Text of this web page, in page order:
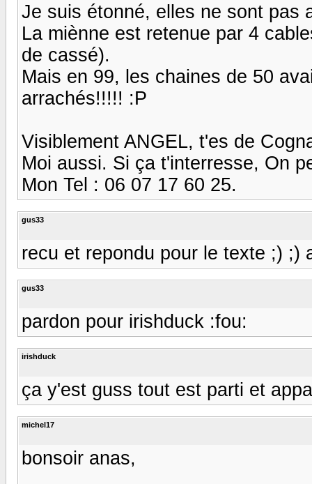
Je suis étonné, elles ne sont pas
La miènne est retenue par 4
de cassé).
Mais en 99, les chaines de 50
arrachés!!!!! :P
Visiblement ANGEL, t'es de
Moi aussi. Si ça t'interresse, On
Mon Tel : 06 07 17 60 25.
gus33
recu et repondu pour le texte ;) ;)
gus33
pardon pour irishduck :fou:
irishduck
ça y'est guss tout est parti et
michel17
bonsoir anas,